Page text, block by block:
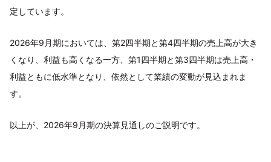
定しています。
2026年9月期においては、第2四半期と第4四半期の売上高が大き
くなり、利益も高くなる一方、第1四半期と第3四半期は売上高・
利益ともに低水準となり、依然として業績の変動が見込まれま
す。
以上が、2026年9月期の決算見通しのご説明です。